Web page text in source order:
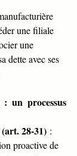
une filiale
une
dette avec ses
un processus
28-31) :
proactive de